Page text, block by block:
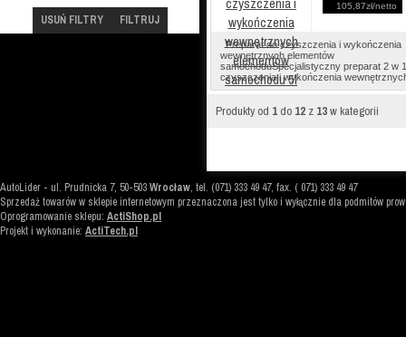
USUŃ FILTRY FILTRUJ
105,87zł netto
Preparat do czyszczenia i wykończenia
wewnętrznych elementów
samochoduSpecjalistyczny preparat 2 w
czyszczenia i wykończenia
Produkty od 1 do 12 z 13w kategorii
AutoLider - ul. Prudnicka 7, 50-503Wrocław, tel. (071) 333 49 47, fax. ( 071) 333 49 47
Sprzedaż towarów w sklepie internetowym przeznaczona jest tylko i wyłącznie dla podmitów
Oprogramowanie sklepu: ActiShop.pl
Projekt i wykonanie: ActiTech.pl